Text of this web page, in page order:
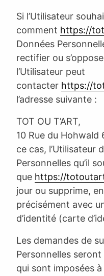
Si l’Utilisateur
comment https://
Données
rectifier ou
l’Utilisateur peut
contacter https://
l’adresse suivante :
TOT OU T’ART,
10 Rue du
ce cas, l’Utilisateur
Personnelles qu’il
que https://
jour ou supprime,
précisément avec
d’identité (carte
Les demandes de
Personnelles
qui sont imposées à